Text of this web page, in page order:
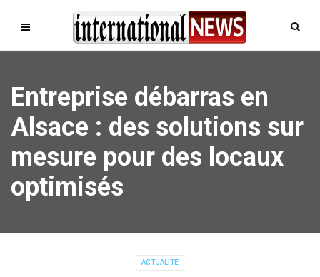
Entreprise débarras en
Alsace : des solutions sur
mesure pour des locaux
optimisés
ACTUALITÉ